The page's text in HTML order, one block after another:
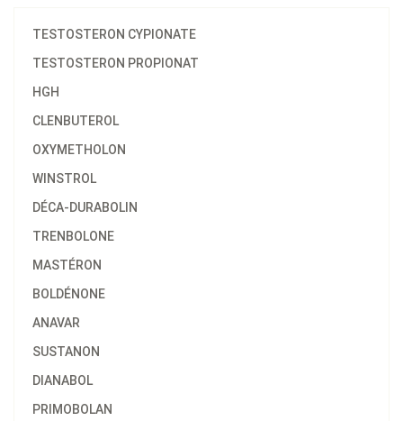
TESTOSTERON CYPIONATE
TESTOSTERON PROPIONAT
HGH
CLENBUTEROL
OXYMETHOLON
WINSTROL
DÉCA-DURABOLIN
TRENBOLONE
MASTÉRON
BOLDÉNONE
ANAVAR
SUSTANON
DIANABOL
PRIMOBOLAN